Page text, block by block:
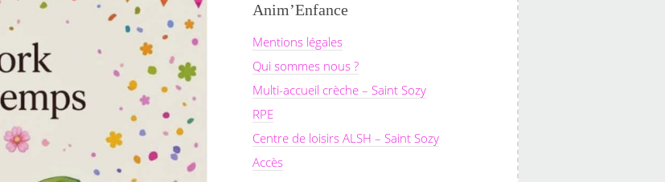
Anim’Enfance
Mentions légales
Qui sommes nous ?
Multi-accueil crèche – Saint Sozy
RPE
Centre de loisirs ALSH – Saint Sozy
Accès